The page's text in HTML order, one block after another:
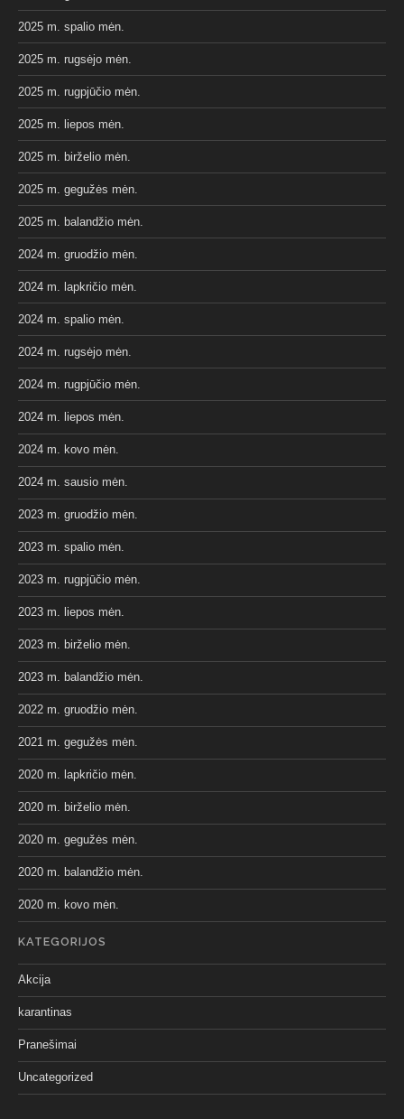
2025 m. spalio mėn.
2025 m. rugsėjo mėn.
2025 m. rugpjūčio mėn.
2025 m. liepos mėn.
2025 m. birželio mėn.
2025 m. gegužės mėn.
2025 m. balandžio mėn.
2024 m. gruodžio mėn.
2024 m. lapkričio mėn.
2024 m. spalio mėn.
2024 m. rugsėjo mėn.
2024 m. rugpjūčio mėn.
2024 m. liepos mėn.
2024 m. kovo mėn.
2024 m. sausio mėn.
2023 m. gruodžio mėn.
2023 m. spalio mėn.
2023 m. rugpjūčio mėn.
2023 m. liepos mėn.
2023 m. birželio mėn.
2023 m. balandžio mėn.
2022 m. gruodžio mėn.
2021 m. gegužės mėn.
2020 m. lapkričio mėn.
2020 m. birželio mėn.
2020 m. gegužės mėn.
2020 m. balandžio mėn.
2020 m. kovo mėn.
KATEGORIJOS
Akcija
karantinas
Pranešimai
Uncategorized